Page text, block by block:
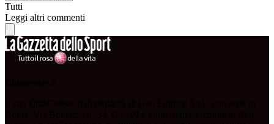
Tutti
Leggi altri commenti